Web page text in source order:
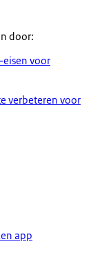
door:
eisen voor
verbeteren voor
app